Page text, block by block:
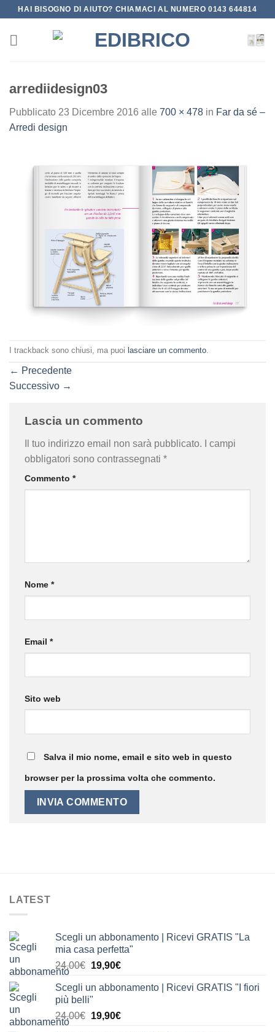
Salta
contenuti
HAI BISOGNO DI AIUTO? CHIAMACI AL NUMERO 0143 644814
arrediidesign03
Pubblicato 23 Dicembre 2016 alle 700 × 478 in Far da sé –
Arredi design
I trackback sono chiusi, ma puoi lasciare un commento
← Precedente
Successivo →
Lascia un commento
Il tuo indirizzo email non sarà pubblicato.
I campi
obbligatori sono contrassegnati *
Commento *
Nome *
Email *
Sito web
Salva il mio nome, email e sito web in questo
browser per la prossima volta che commento.
LATEST
Scegli un abbonamento | Ricevi GRATIS "La
mia casa perfetta"
24,00€ Il
originale
24,00€.
19,90€Il
attuale
19,90€.
Scegli un abbonamento | Ricevi GRATIS "I fiori
più belli"
24,00€ Il
19,90€Il